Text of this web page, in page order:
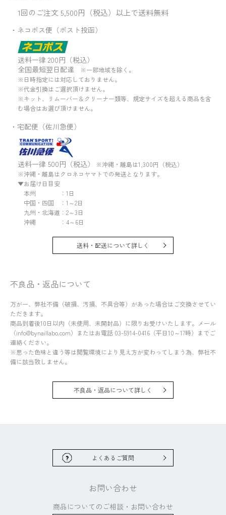
1回のご注文 5,500円（税込）以上で送料無料
・ネコポス便（ポスト投函）
送料一律 200円（税込）
全国最短翌日配達 ※一部地域を除く。
※日時指定には対応しておりません。
※代金引換はご選択頂けません。
※キット、リムーバー＆クリーナー類等、規定サイズを超える商品を含
む場合はお選び頂けません。
・宅配便（佐川急便）
送料一律 500円（税込）
※沖縄・離島は1,300円（税込）
※沖縄・離島はクロネコヤマトでの発送となります。
▼お届け日目安
本州 ：1日
中国・四国 ：1～2日
九州・北海道：2～3日
沖縄 ：4～6日
送料・配送について詳しく
不良品・返品について
万が一、弊社不備（破損、汚損、不具合等）があった場合はご交換させてい
ただきます。
商品到着後10日以内（未使用、未開封品）に限りお受けいたします。メール
（info@bynaillabo.com）またはお電話 03-5914-0416（平日10～17時）までご
連絡ください。
※思った色味と違う等は閲覧環境により見え方が変わってしまう為、弊社不
備に該当致しません。
不良品・返品について詳しく
よくあるご質問
お問い合わせ
商品についてのご相談・ お問い合わせ